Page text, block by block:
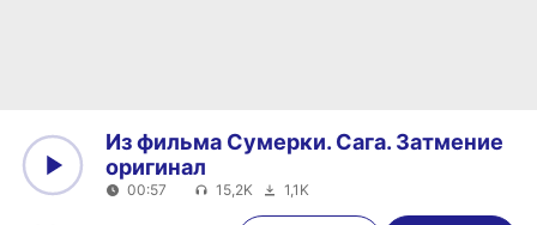
00:57
Из фильма Сумерки. Сага. Затмение
оригинал
00:57 15,2K 1,1K